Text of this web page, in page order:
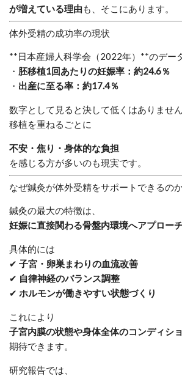
が増えている理由 も、そこにあります。
体外受精の成功率の現状
**日本産婦人科学会（2022年）**のデー
・ 胚移植1回あたりの妊娠率：約24.6％
・ 出産に至る率：約17.4％
数字として見ると決して低くはありません
移植を重ねるごとに
不安・焦り・身体的な負担
を感じる方が多いのも現実です。
なぜ鍼灸が体外受精をサポートできるの
鍼灸の最大の特徴は、
妊娠に直接関わる骨盤内環境へアプロー
具体的には
✔ 子宮・卵巣まわりの血流改善
✔ 自律神経のバランス調整
✔ ホルモンが働きやすい状態づくり
これにより
子宮内膜の状態や身体全体のコンディシ
期待できます。
研究報告では、